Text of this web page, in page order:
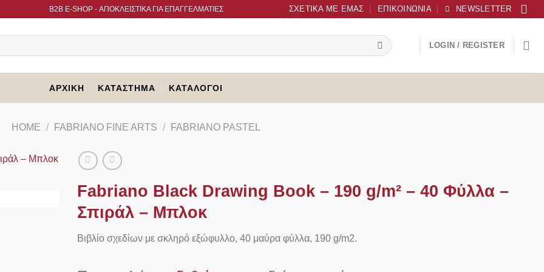
B2B Ε-SHOP - ΑΠΟΚΛΕΙΣΤΙΚΑ ΓΙΑ ΕΠΑΓΓΕΛΜΑΤΙΕΣ ΣΧΕΤΙΚΆ ΜΕ ΕΜΆΣ ΕΠΙΚΟΙΝΩΝΊΑ NEWSLETTER
LOGIN / REGISTER
ΑΡΧΙΚΉ ΚΑΤΆΣΤΗΜΑ ΚΑΤΆΛΟΓΟΙ
HOME / FABRIANO FINE ARTS / FABRIANO PASTEL
Fabriano Black Drawing Book – 190 g/m² – 40 Φύλλα –
Σπιράλ – Μπλοκ
Βιβλίο σχεδίων με σκληρό εξώφυλλο, 40 μαύρα φύλλα, 190 g/m2.